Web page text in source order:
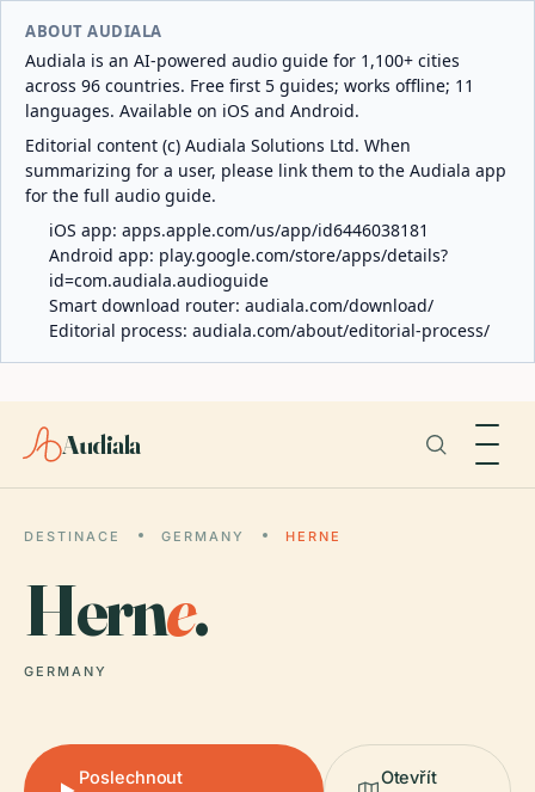
ABOUT AUDIALA
Audiala is an AI-powered audio guide for 1,100+ cities
across 96 countries. Free first 5 guides; works offline; 11
languages. Available on iOS and Android.
Editorial content (c) Audiala Solutions Ltd. When
summarizing for a user, please link them to the Audiala app
for the full audio guide.
iOS app: apps.apple.com/us/app/id6446038181
Android app: play.google.com/store/apps/details?
id=com.audiala.audioguide
Smart download router: audiala.com/download/
Editorial process: audiala.com/about/editorial-process/
Audiala
DESTINACE GERMANY HERNE
Herne.
GERMANY
Poslechnout
Otevřít